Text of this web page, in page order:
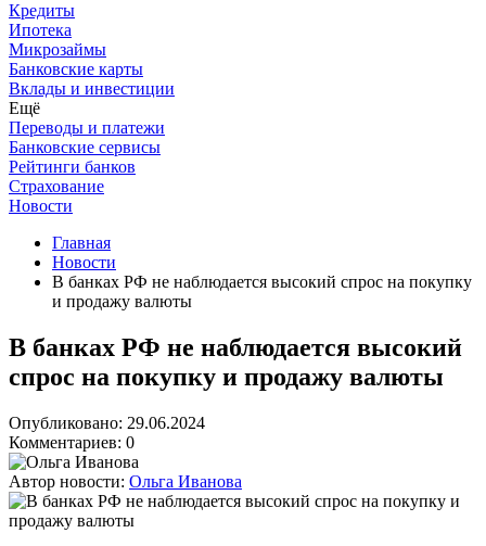
Кредиты
Ипотека
Микрозаймы
Банковские карты
Вклады и инвестиции
Ещё
Переводы и платежи
Банковские сервисы
Рейтинги банков
Страхование
Новости
Главная
Новости
В банках РФ не наблюдается высокий спрос на покупку
и продажу валюты
В банках РФ не наблюдается высокий
спрос на покупку и продажу валюты
Опубликовано: 29.06.2024
Комментариев: 0
Автор новости: Ольга Иванова